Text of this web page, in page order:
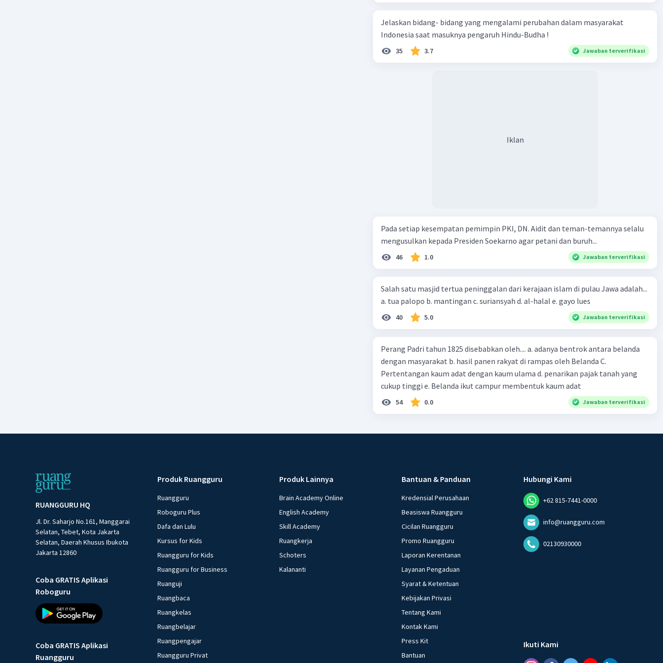
Beri Rating·0.0(0) Balas
Jelaskan bidang- bidang yang mengalami perubahan dalam masyarakat
Indonesia saat masuknya pengaruh Hindu-Budha !
35 3.7 Jawaban terverifikasi
Iklan
Pada setiap kesempatan pemimpin PKI, DN. Aidit dan teman-temannya selalu
mengusulkan kepada Presiden Soekarno agar petani dan buruh...
46 1.0 Jawaban terverifikasi
Salah satu masjid tertua peninggalan dari kerajaan islam di pulau Jawa adalah...
a. tua palopo b. mantingan c. suriansyah d. al-halal e. gayo lues
40 5.0 Jawaban terverifikasi
Perang Padri tahun 1825 disebabkan oleh.... a. adanya bentrok antara belanda
dengan masyarakat b. hasil panen rakyat di rampas oleh Belanda C.
Pertentangan kaum adat dengan kaum ulama d. penarikan pajak tanah yang
cukup tinggi e. Belanda ikut campur membentuk kaum adat
54 0.0 Jawaban terverifikasi
RUANGGURU HQ
Jl. Dr. Saharjo No.161, Manggarai
Selatan, Tebet, Kota Jakarta
Selatan, Daerah Khusus Ibukota
Jakarta 12860
Coba GRATIS Aplikasi
Roboguru
Coba GRATIS Aplikasi
Ruangguru
Produk Ruangguru
Ruangguru
Roboguru Plus
Dafa dan Lulu
Kursus for Kids
Ruangguru for Kids
Ruangguru for Business
Ruanguji
Ruangbaca
Ruangkelas
Ruangbelajar
Ruangpengajar
Ruangguru Privat
Produk Lainnya
Brain Academy Online
English Academy
Skill Academy
Ruangkerja
Schoters
Kalananti
Bantuan & Panduan
Kredensial Perusahaan
Beasiswa Ruangguru
Cicilan Ruangguru
Promo Ruangguru
Laporan Kerentanan
Layanan Pengaduan
Syarat & Ketentuan
Kebijakan Privasi
Tentang Kami
Kontak Kami
Press Kit
Bantuan
Hubungi Kami
+62 815-7441-0000
info@ruangguru.com
02130930000
Ikuti Kami